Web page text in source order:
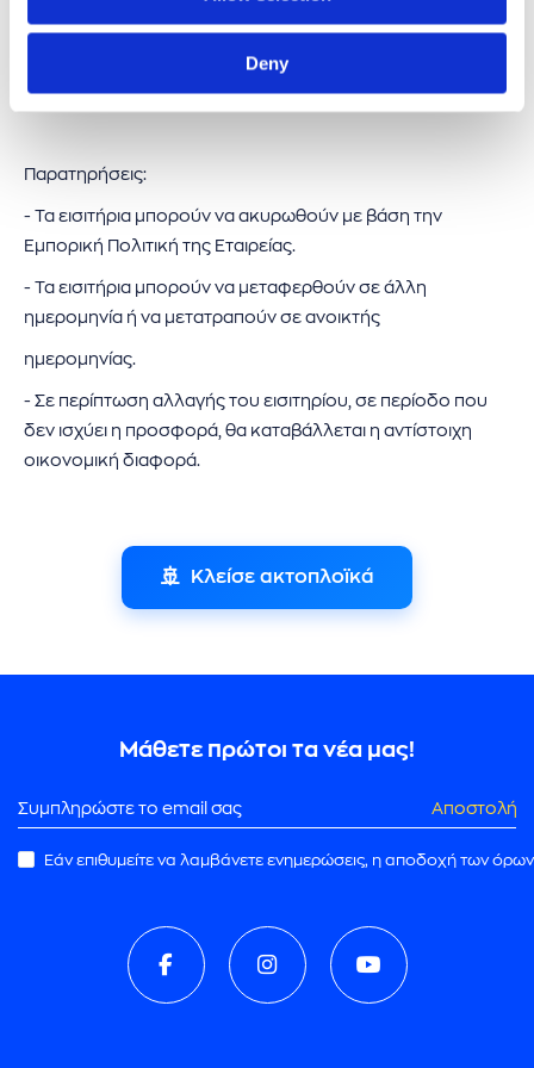
Deny
• στον Σαρωνικό
10. Δεν είναι αθροιστική και δεν συνδυάζεται με τις
υπόλοιπες Εμπορικές Εκπτώσεις ή Προσφορές.
Παρατηρήσεις:
- Τα εισιτήρια μπορούν να ακυρωθούν με βάση την
Εμπορική Πολιτική της Εταιρείας.
- Τα εισιτήρια μπορούν να μεταφερθούν σε άλλη
ημερομηνία ή να μετατραπούν σε ανοικτής
ημερομηνίας.
- Σε περίπτωση αλλαγής του εισιτηρίου, σε περίοδο που
δεν ισχύει η προσφορά, θα καταβάλλεται η αντίστοιχη
οικονομική διαφορά.
🚢 Κλείσε ακτοπλοϊκά
Μάθετε πρώτοι τα νέα μας!
Αποστολή
Εάν επιθυμείτε να λαμβάνετε ενημερώσεις, η αποδοχή των όρων